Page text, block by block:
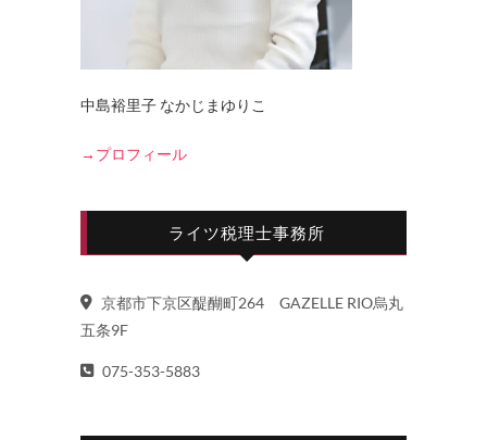
中島裕里子 なかじまゆりこ
→プロフィール
ライツ税理士事務所
京都市下京区醍醐町264 GAZELLE RIO烏丸
五条9F
075-353-5883